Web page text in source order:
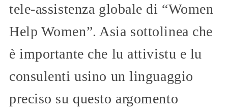
tele-assistenza globale di “Women
Help Women”. Asia sottolinea che
è importante che lu attivistu e lu
consulenti usino un linguaggio
preciso su questo argomento